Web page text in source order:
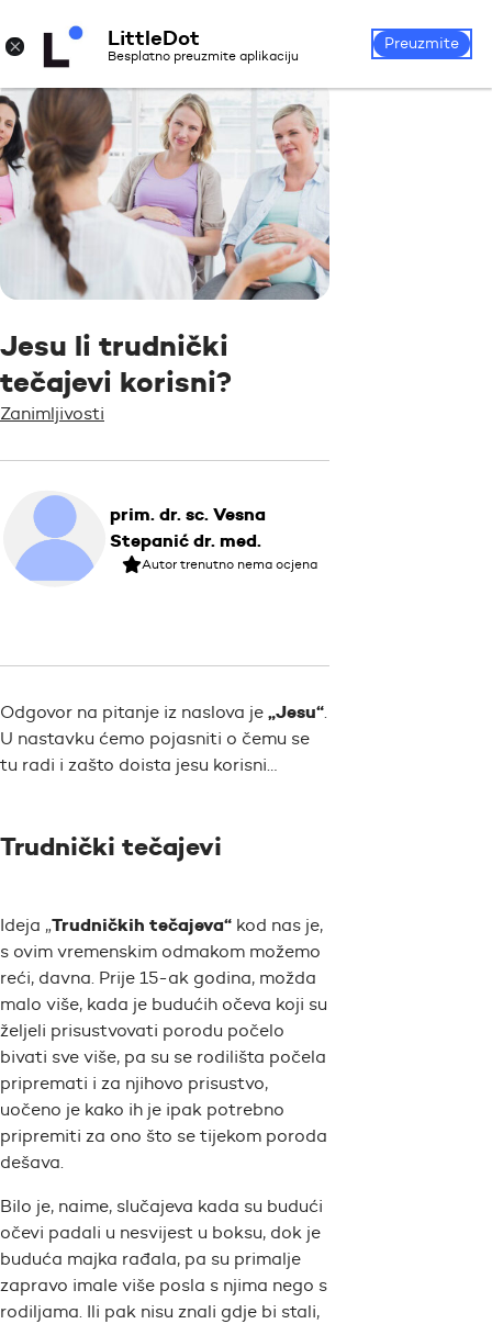
Prijava
Jesu li trudnički
tečajevi korisni?
Zanimljivosti
prim. dr. sc. Vesna
Stepanić dr. med.
Autor trenutno nema ocjena
Odgovor na pitanje iz naslova je „Jesu“.
U nastavku ćemo pojasniti o čemu se
tu radi i zašto doista jesu korisni…
Trudnički tečajevi
Ideja „Trudničkih tečajeva“ kod nas je,
s ovim vremenskim odmakom možemo
reći, davna. Prije 15-ak godina, možda
malo više, kada je budućih očeva koji su
željeli prisustvovati porodu počelo
bivati sve više, pa su se rodilišta počela
pripremati i za njihovo prisustvo,
uočeno je kako ih je ipak potrebno
pripremiti za ono što se tijekom poroda
dešava.
Bilo je, naime, slučajeva kada su budući
očevi padali u nesvijest u boksu, dok je
buduća majka rađala, pa su primalje
zapravo imale više posla s njima nego s
rodiljama. Ili pak nisu znali gdje bi stali,
× LittleDot
Besplatno preuzmite aplikaciju
Preuzmite